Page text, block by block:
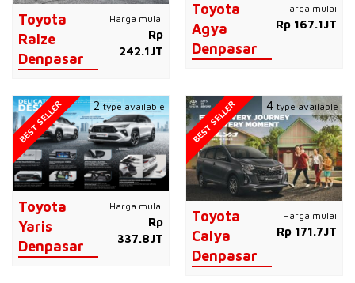
Toyota
Raize
Denpasar
Harga mulai
Rp
242.1JT
Toyota
Agya
Denpasar
Harga mulai
Rp 167.1JT
Toyota
Yaris
Denpasar
Harga mulai
Rp
337.8JT
BEST SELLER 2type available
Toyota
Calya
Denpasar
Harga mulai
Rp 171.7JT
BEST SELLER 4 type available